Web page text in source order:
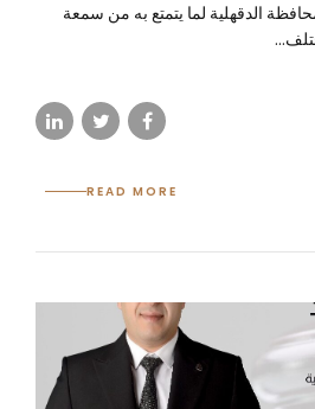
الدقهلية لما يتمتع به من سمعة
READ MORE